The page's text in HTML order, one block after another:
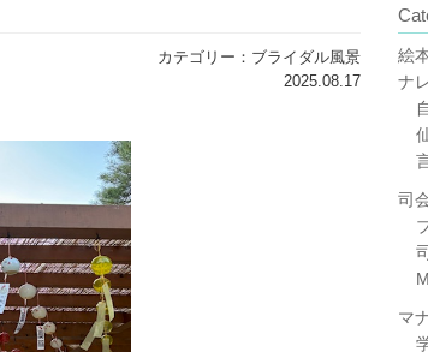
カテゴリー：ブライダル風景
2025.08.17
絵
ナ
司
マ